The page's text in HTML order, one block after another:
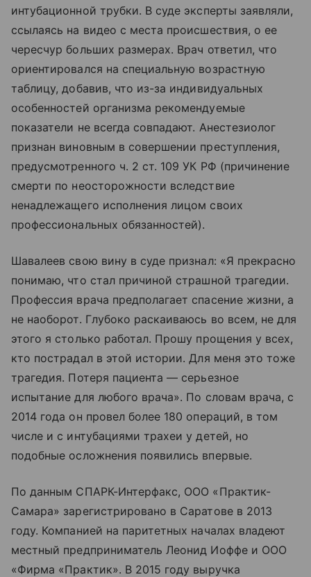
интубационной трубки. В суде эксперты заявляли,
ссылаясь на видео с места происшествия, о ее
чересчур больших размерах. Врач ответил, что
ориентировался на специальную возрастную
таблицу, добавив, что из-за индивидуальных
особенностей организма рекомендуемые
показатели не всегда совпадают. Анестезиолог
признан виновным в совершении преступления,
предусмотренного ч. 2 ст. 109 УК РФ (причинение
смерти по неосторожности вследствие
ненадлежащего исполнения лицом своих
профессиональных обязанностей).
Шавалеев свою вину в суде признал: «Я прекрасно
понимаю, что стал причиной страшной трагедии.
Профессия врача предполагает спасение жизни, а
не наоборот. Глубоко раскаиваюсь во всем, не для
этого я столько работал. Прошу прощения у всех,
кто пострадал в этой истории. Для меня это тоже
трагедия. Потеря пациента — серьезное
испытание для любого врача». По словам врача, с
2014 года он провел более 180 операций, в том
числе и с интубациями трахеи у детей, но
подобные осложнения появились впервые.
По данным СПАРК-Интерфакс, ООО «Практик-
Самара» зарегистрировано в Саратове в 2013
году. Компанией на паритетных началах владеют
местный предприниматель Леонид Иоффе и ООО
«Фирма «Практик». В 2015 году выручка